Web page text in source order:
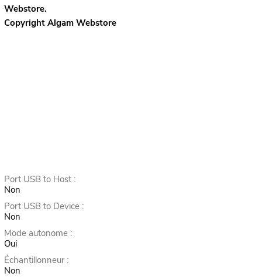
Webstore.
Copyright Algam Webstore
Port USB to Host :
Non
Port USB to Device :
Non
Mode autonome :
Oui
Échantillonneur :
Non